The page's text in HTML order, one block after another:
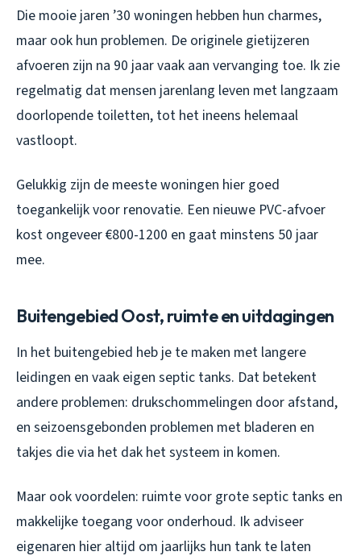
Die mooie jaren ’30 woningen hebben hun charmes,
maar ook hun problemen. De originele gietijzeren
afvoeren zijn na 90 jaar vaak aan vervanging toe. Ik zie
regelmatig dat mensen jarenlang leven met langzaam
doorlopende toiletten, tot het ineens helemaal
vastloopt.
Gelukkig zijn de meeste woningen hier goed
toegankelijk voor renovatie. Een nieuwe PVC-afvoer
kost ongeveer €800-1200 en gaat minstens 50 jaar
mee.
Buitengebied Oost, ruimte en uitdagingen
In het buitengebied heb je te maken met langere
leidingen en vaak eigen septic tanks. Dat betekent
andere problemen: drukschommelingen door afstand,
en seizoensgebonden problemen met bladeren en
takjes die via het dak het systeem in komen.
Maar ook voordelen: ruimte voor grote septic tanks en
makkelijke toegang voor onderhoud. Ik adviseer
eigenaren hier altijd om jaarlijks hun tank te laten